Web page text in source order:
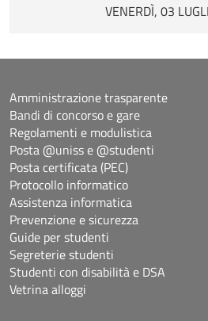
VENERDÌ, 03
Amministrazione trasparente
Bandi di concorso e gare
Regolamenti e modulistica
Posta @uniss e @studenti
Posta certificata (PEC)
Protocollo informatico
Assistenza informatica
Prevenzione e sicurezza
Guide per studenti
Segreterie studenti
Studenti con disabilità e DSA
Vetrina alloggi